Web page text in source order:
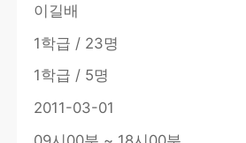
이길배
1학급 / 23명
1학급 / 5명
2011-03-01